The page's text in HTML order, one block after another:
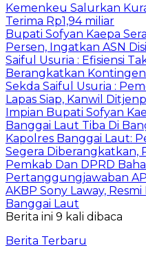
Kemenkeu Salurkan
Terima Rp1,94 miliar
Bupati Sofyan Kaepa
Persen, Ingatkan ASN
Saiful Usuria : Efisiensi
Berangkatkan
Sekda Saiful Usuria :
Lapas Siap, Kanwil
Impian Bupati Sofyan
Banggai Laut Tiba Di
Kapolres Banggai Laut:
Segera Diberangkatkan,
Pemkab Dan DPRD
Pertanggungjawaban
AKBP Sony Laway,
Banggai Laut
Berita ini 9 kali dibaca
Berita Terbaru